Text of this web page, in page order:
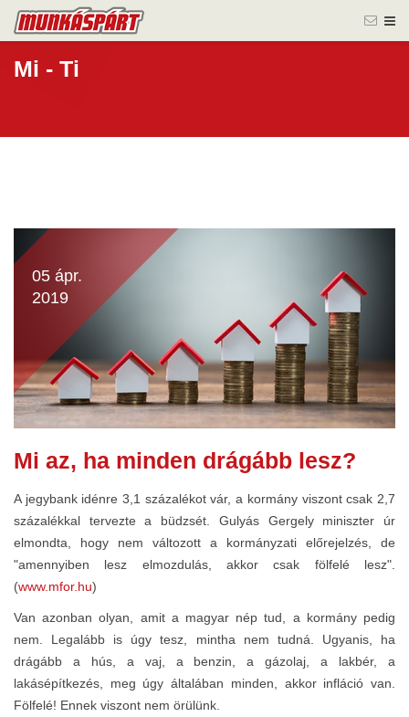
Mi - Ti
05 ápr.
2019
Mi az, ha minden drágább lesz?
A jegybank idénre 3,1 százalékot vár, a kormány viszont csak 2,7
százalékkal tervezte a büdzsét. Gulyás Gergely miniszter úr
elmondta, hogy nem változott a kormányzati előrejelzés, de
"amennyiben lesz elmozdulás, akkor csak fölfelé lesz".
(www.mfor.hu)
Van azonban olyan, amit a magyar nép tud, a kormány pedig
nem. Legalább is úgy tesz, mintha nem tudná. Ugyanis, ha
drágább a hús, a vaj, a benzin, a gázolaj, a lakbér, a
lakásépítkezés, meg úgy általában minden, akkor infláció van.
Fölfelé! Ennek viszont nem örülünk.